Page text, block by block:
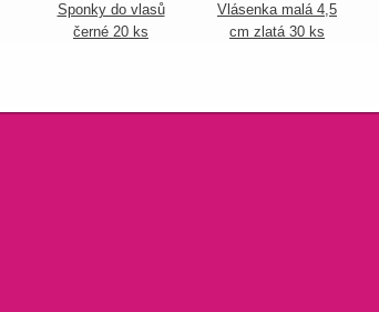
Sponky do vlasů
černé 20 ks
Vlásenka malá 4,5
cm zlatá 30 ks